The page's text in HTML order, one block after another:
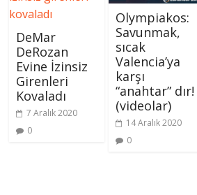
DeMar
DeRozan
Evine İzinsiz
Girenleri
Kovaladı
7 Aralık 2020
0
Olympiakos:
Savunmak,
sıcak
Valencia’ya
karşı
“anahtar” dır!
(videolar)
14 Aralık 2020
0